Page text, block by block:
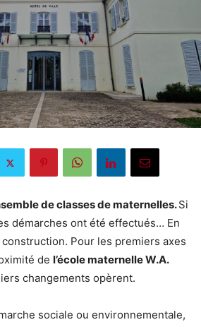
de classes de maternelles.Si
démarches ont été effectués… En
construction. Pour les premiers axes
de l’école maternelle W.A.
changements opèrent.
sociale ou environnementale,